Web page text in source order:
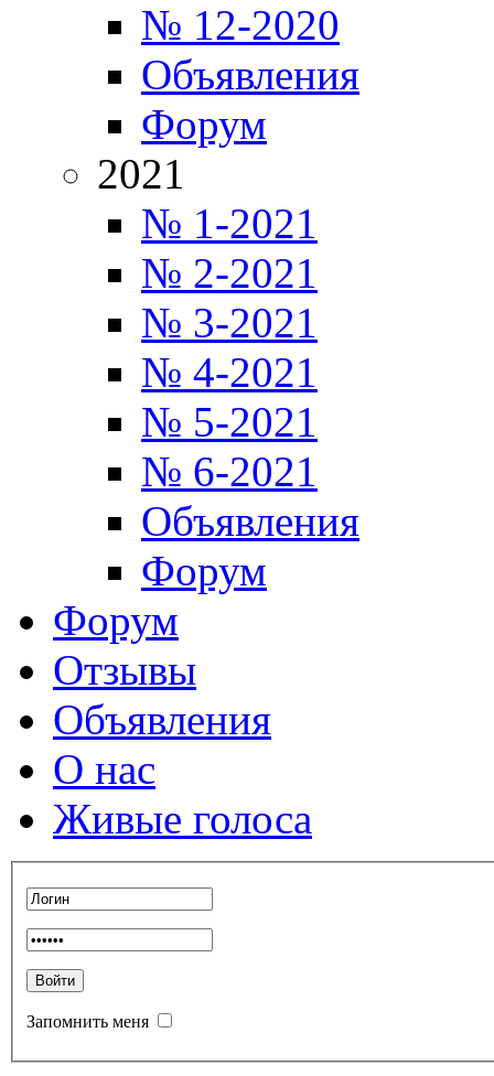
№ 12-2020
Объявления
Форум
2021
№ 1-2021
№ 2-2021
№ 3-2021
№ 4-2021
№ 5-2021
№ 6-2021
Объявления
Форум
Форум
Отзывы
Объявления
О нас
Живые голоса
Запомнить меня